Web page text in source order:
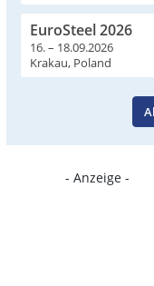
EuroSteel 2026
16. – 18.09.2026
Krakau, Poland
- Anzeige -